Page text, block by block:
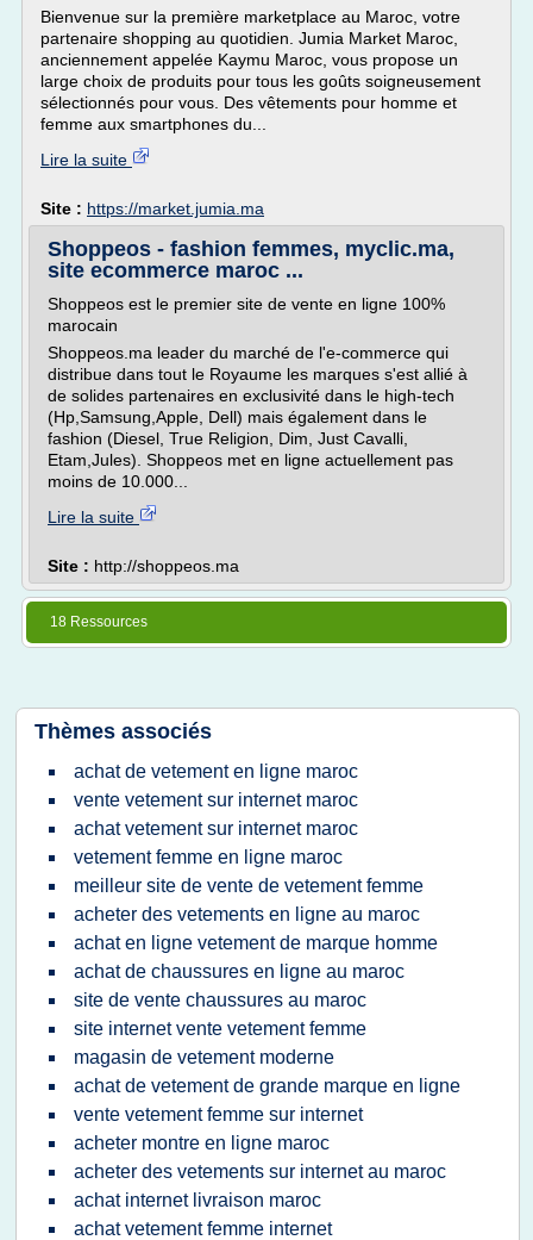
Bienvenue sur la première marketplace au Maroc, votre
partenaire shopping au quotidien. Jumia Market Maroc,
anciennement appelée Kaymu Maroc, vous propose un
large choix de produits pour tous les goûts soigneusement
sélectionnés pour vous. Des vêtements pour homme et
femme aux smartphones du...
Lire la suite
Site : https://market.jumia.ma
Shoppeos - fashion femmes, myclic.ma,
site ecommerce maroc ...
Shoppeos est le premier site de vente en ligne 100%
marocain
Shoppeos.ma leader du marché de l'e-commerce qui
distribue dans tout le Royaume les marques s'est allié à
de solides partenaires en exclusivité dans le high-tech
(Hp,Samsung,Apple, Dell) mais également dans le
fashion (Diesel, True Religion, Dim, Just Cavalli,
Etam,Jules). Shoppeos met en ligne actuellement pas
moins de 10.000...
Lire la suite
Site : http://shoppeos.ma
18 Ressources
Thèmes associés
achat de vetement en ligne maroc
vente vetement sur internet maroc
achat vetement sur internet maroc
vetement femme en ligne maroc
meilleur site de vente de vetement femme
acheter des vetements en ligne au maroc
achat en ligne vetement de marque homme
achat de chaussures en ligne au maroc
site de vente chaussures au maroc
site internet vente vetement femme
magasin de vetement moderne
achat de vetement de grande marque en ligne
vente vetement femme sur internet
acheter montre en ligne maroc
acheter des vetements sur internet au maroc
achat internet livraison maroc
achat vetement femme internet